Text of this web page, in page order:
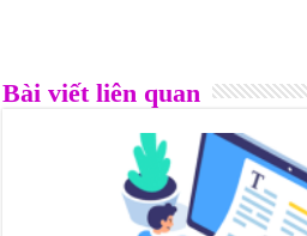
Bài viết liên quan